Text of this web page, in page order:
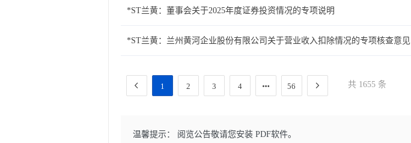
*ST兰黄：董事会关于2025年度证券投资情况的专项说明
*ST兰黄：兰州黄河企业股份有限公司关于营业收入扣除情况的专项核查意见
1 2 3 4 56 共 1655 条
温馨提示： 阅览公告敬请您安装 PDF软件。